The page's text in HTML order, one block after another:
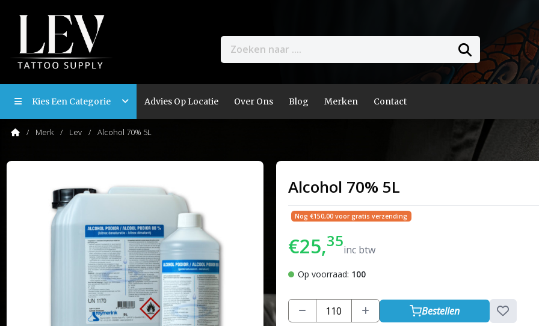
Kies Een Categorie Advies Op Locatie Over Ons Blog Merken Contact
Merk Lev Alcohol 70% 5L
Alcohol 70% 5L
Nog €150,00 voor gratis verzending
€25,35inc btw
Op voorraad: 100
Bestellen